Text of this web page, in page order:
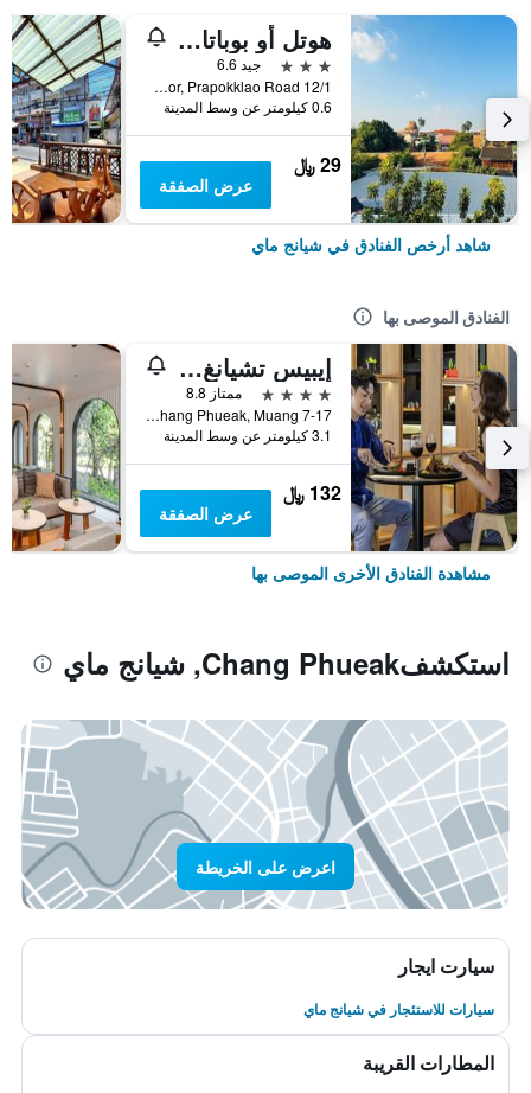
هوتل أو بوباتارا تشيانغماي
3 نجوم
جيد 6.6
12/1 Soi 4 Kor, Prapokklao Road, شيانج ماي, تايلاند
0.6 كيلومتر عن وسط المدينة
29 ﷼
عرض الصفقة
شاهد أرخص الفنادق في شيانج ماي
الفنادق الموصى بها
إيبيس تشيانغ ماي نيمان جورنيوب
4 نجوم
ممتاز 8.8
7-17 Moo 2, Huay Kaew Road Chang Phueak, Muang, شيانج ماي, تايلاند
3.1 كيلومتر عن وسط المدينة
132 ﷼
عرض الصفقة
مشاهدة الفنادق الأخرى الموصى بها
استكشفChang Phueak, شيانج ماي
اعرض على الخريطة
سيارت ايجار
سيارات للاستئجار في شيانج ماي
المطارات القريبة